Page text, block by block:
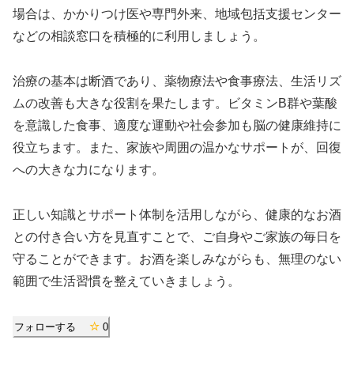
場合は、かかりつけ医や専門外来、地域包括支援センター
などの相談窓口を積極的に利用しましょう。
治療の基本は断酒であり、薬物療法や食事療法、生活リズ
ムの改善も大きな役割を果たします。ビタミンB群や葉酸
を意識した食事、適度な運動や社会参加も脳の健康維持に
役立ちます。また、家族や周囲の温かなサポートが、回復
への大きな力になります。
正しい知識とサポート体制を活用しながら、健康的なお酒
との付き合い方を見直すことで、ご自身やご家族の毎日を
守ることができます。お酒を楽しみながらも、無理のない
範囲で生活習慣を整えていきましょう。
フォローする 0